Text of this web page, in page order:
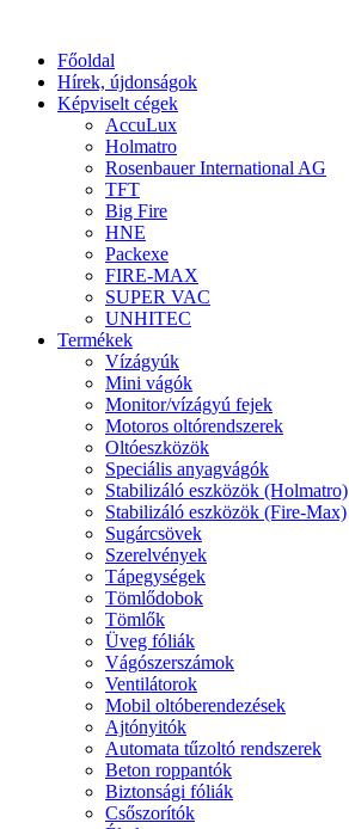
Főoldal
Hírek, újdonságok
Képviselt cégek
AccuLux
Holmatro
Rosenbauer International AG
TFT
Big Fire
HNE
Packexe
FIRE-MAX
SUPER VAC
UNHITEC
Termékek
Vízágyúk
Mini vágók
Monitor/vízágyú fejek
Motoros oltórendszerek
Oltóeszközök
Speciális anyagvágók
Stabilizáló eszközök (Holmatro)
Stabilizáló eszközök (Fire-Max)
Sugárcsövek
Szerelvények
Tápegységek
Tömlődobok
Tömlők
Üveg fóliák
Vágószerszámok
Ventilátorok
Mobil oltóberendezések
Ajtónyitók
Automata tűzoltó rendszerek
Beton roppantók
Biztonsági fóliák
Csőszorítók